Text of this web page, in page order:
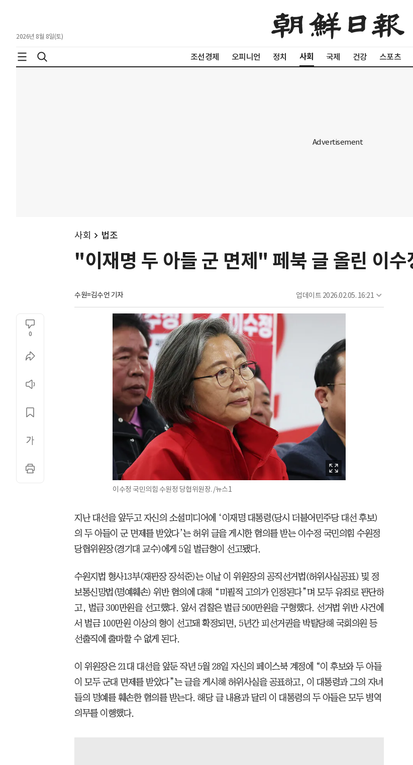
2026년 8월 8일(토)
조선경제 오피니언 정치 사회 국제 건강 스포츠
사회 법조
"이재명 두 아들 군 면제" 페북 글 올린 이
수원=김수언 기자 업데이트 2026.02.05. 16:21
0
이수정 국민의힘 수원정 당협위원장. /뉴스1
지난 대선을 앞두고 자신의 소셜미디어에 ‘이재명 대통령(당시 더불어민주당 대선 후보)
의 두 아들이 군 면제를 받았다’는 허위 글을 게시한 혐의를 받는 이수정 국민의힘 수원정
당협위원장(경기대 교수)에게 5일 벌금형이 선고됐다.
수원지법 형사13부(재판장 장석준)는 이날 이 위원장의 공직선거법(허위사실공표) 및 정
보통신망법(명예훼손) 위반 혐의에 대해 “미필적 고의가 인정된다”며 모두 유죄로 판단하
고, 벌금 300만원을 선고했다. 앞서 검찰은 벌금 500만원을 구형했다. 선거법 위반 사건에
서 벌금 100만원 이상의 형이 선고돼 확정되면, 5년간 피선거권을 박탈당해 국회의원 등
선출직에 출마할 수 없게 된다.
이 위원장은 21대 대선을 앞둔 작년 5월 28일 자신의 페이스북 계정에 “이 후보와 두 아들
이 모두 군대 면제를 받았다”는 글을 게시해 허위사실을 공표하고, 이 대통령과 그의 자녀
들의 명예를 훼손한 혐의를 받는다. 해당 글 내용과 달리 이 대통령의 두 아들은 모두 병역
의무를 이행했다.